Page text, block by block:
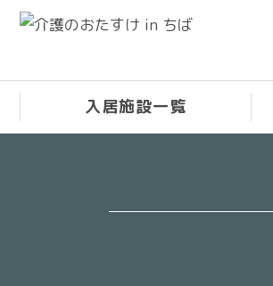
入居施設一覧
トップ／入居施設／ 要介護３